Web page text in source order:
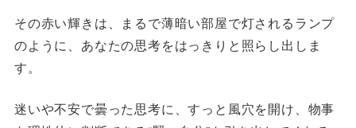
その赤い輝きは、まるで薄暗い部屋で灯されるランプ
のように、あなたの思考をはっきりと照らし出しま
す。
迷いや不安で曇った思考に、すっと風穴を開け、物事